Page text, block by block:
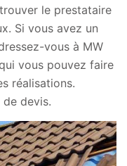
le prestataire
Si vous avez un
vous à MW
vous pouvez faire
réalisations.
devis.